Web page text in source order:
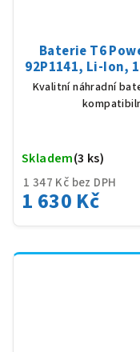
Baterie T6
92P1141, Li-Ion,
Kvalitní náhradní
1 347 Kč bez DPH
1 630 Kč
Skladem(3 ks)